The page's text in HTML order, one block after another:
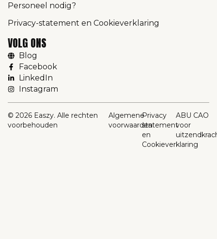
Personeel nodig?
Privacy-statement en Cookieverklaring
VOLG ONS
Blog
Facebook
LinkedIn
Instagram
© 2026 Easzy. Alle rechten
voorbehouden
Algemene
voorwaarden
Privacy
statement
en
Cookieverklaring
ABU CAO
voor